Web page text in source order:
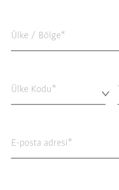
Ülke / Bölge*
Ülke Kodu*
E-posta adresi